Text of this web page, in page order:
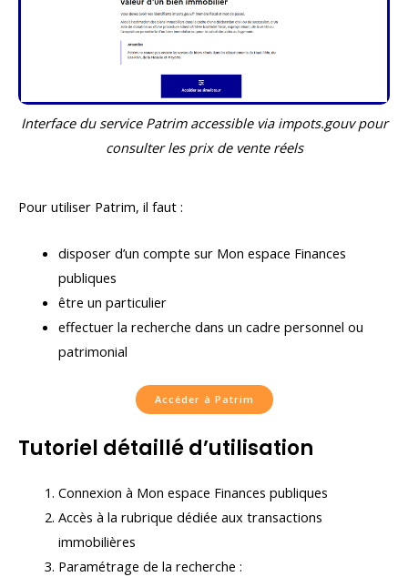
Interface du service Patrim accessible via impots.gouv pour
consulter les prix de vente réels
Pour utiliser Patrim, il faut :
disposer d’un compte sur Mon espace Finances
publiques
être un particulier
effectuer la recherche dans un cadre personnel ou
patrimonial
Accéder à Patrim
Tutoriel détaillé d’utilisation
Connexion à Mon espace Finances publiques
Accès à la rubrique dédiée aux transactions
immobilières
Paramétrage de la recherche :